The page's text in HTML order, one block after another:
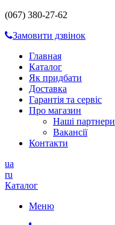
(067) 380-27-62
Замовити дзвінок
Главная
Каталог
Як придбати
Доставка
Гарантія та сервіс
Про магазин
Наші партнери
Вакансії
Контакти
ua
ru
Каталог
Меню